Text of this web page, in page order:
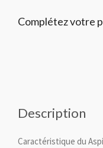
Complétez votre
Description
Caractéristique du